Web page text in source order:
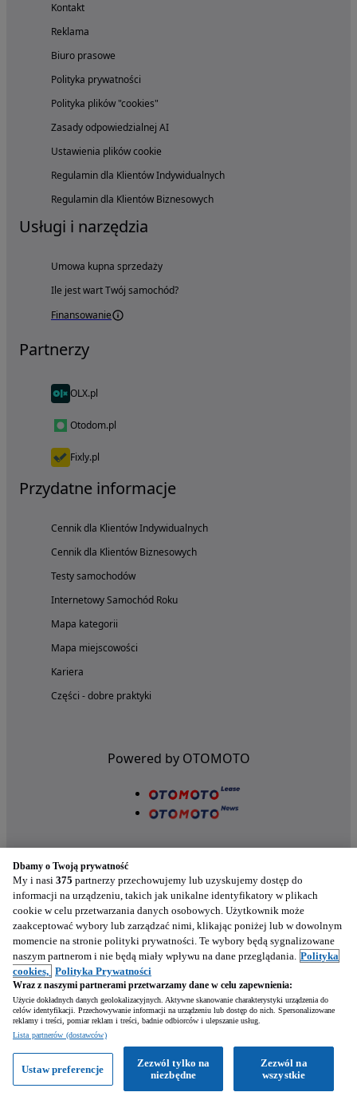
Napisz
Zadzwoń
Kontakt
Reklama
Biuro prasowe
Polityka prywatności
Polityka plików "cookies"
Zasady odpowiedzialnej AI
Ustawienia plików cookie
Regulamin dla Klientów Indywidualnych
Regulamin dla Klientów Biznesowych
Usługi i narzędzia
Umowa kupna sprzedaży
Ile jest wart Twój samochód?
Finansowanie
Partnerzy
OLX.pl
Otodom.pl
Fixly.pl
Przydatne informacje
Cennik dla Klientów Indywidualnych
Cennik dla Klientów Biznesowych
Testy samochodów
Internetowy Samochód Roku
Mapa kategorii
Mapa miejscowości
Kariera
Części - dobre praktyki
Powered by OTOMOTO
Nasze aplikacje w twoim telefonie
Dbamy o Twoją prywatność
My i nasi 375 partnerzy przechowujemy lub uzyskujemy dostęp do
informacji na urządzeniu, takich jak unikalne identyfikatory w plikach
cookie w celu przetwarzania danych osobowych. Użytkownik może
zaakceptować wybory lub zarządzać nimi, klikając poniżej lub w dowolnym
momencie na stronie polityki prywatności. Te wybory będą sygnalizowane
naszym partnerom i nie będą miały wpływu na dane przeglądania. Polityka
cookies, Polityka Prywatności
Wraz z naszymi partnerami przetwarzamy dane w celu zapewnienia:
Użycie dokładnych danych geolokalizacyjnych. Aktywne skanowanie charakterystyki urządzenia do
celów identyfikacji. Przechowywanie informacji na urządzeniu lub dostęp do nich. Spersonalizowane
reklamy i treści, pomiar reklam i treści, badnie odbiorców i ulepszanie usług.
Lista partnerów (dostawców)
Zezwól na
wszystkie
Zezwól tylko na
niezbędne
Ustaw preferencje